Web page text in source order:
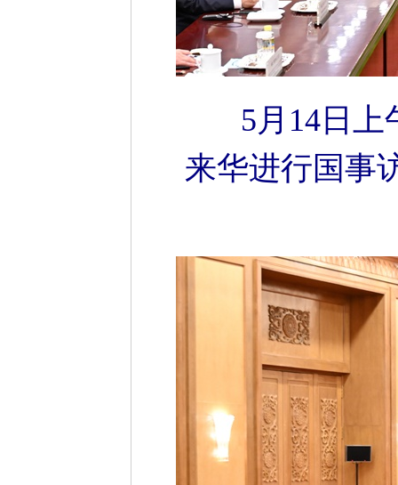
5月14日
来华进行国事